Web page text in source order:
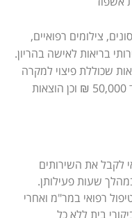
צילומים רפואיים,
בריאות לאישה בהריון.
שכוללת פיצוי למקרה
מוות מתאונה או נכות מתאונה עד 50,000 ₪ וכן הוצאות
לקבל את השירותים
שעות פעילותן.
רפואי במר"מ ואחרי
ביקורי בית ללא כל